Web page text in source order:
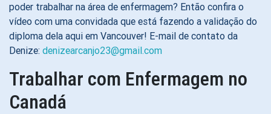
poder trabalhar na área de enfermagem? Então confira o
vídeo com uma convidada que está fazendo a validação do
diploma dela aqui em Vancouver! E-mail de contato da
Denize: denizearcanjo23@gmail.com
Trabalhar com Enfermagem no
Canadá